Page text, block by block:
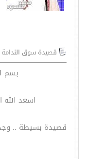
قصيدة سوق
بسم
اسعد الله
قصيدة بسيطة ..